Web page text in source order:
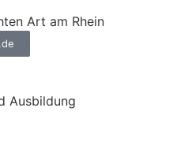
Art am Rhein
Ausbildung